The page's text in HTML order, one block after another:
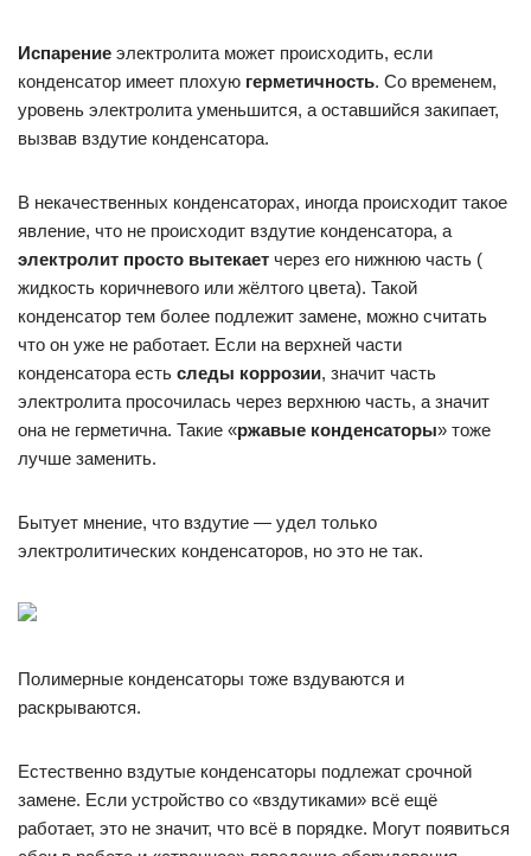
Испарение электролита может происходить, если
конденсатор имеет плохую герметичность. Со временем,
уровень электролита уменьшится, а оставшийся закипает,
вызвав вздутие конденсатора.
В некачественных конденсаторах, иногда происходит такое
явление, что не происходит вздутие конденсатора, а
электролит просто вытекает через его нижнюю часть (
жидкость коричневого или жёлтого цвета). Такой
конденсатор тем более подлежит замене, можно считать
что он уже не работает. Если на верхней части
конденсатора есть следы коррозии, значит часть
электролита просочилась через верхнюю часть, а значит
она не герметична. Такие «ржавые конденсаторы» тоже
лучше заменить.
Бытует мнение, что вздутие — удел только
электролитических конденсаторов, но это не так.
Полимерные конденсаторы тоже вздуваются и
раскрываются.
Естественно вздутые конденсаторы подлежат срочной
замене. Если устройство со «вздутиками» всё ещё
работает, это не значит, что всё в порядке. Могут появиться